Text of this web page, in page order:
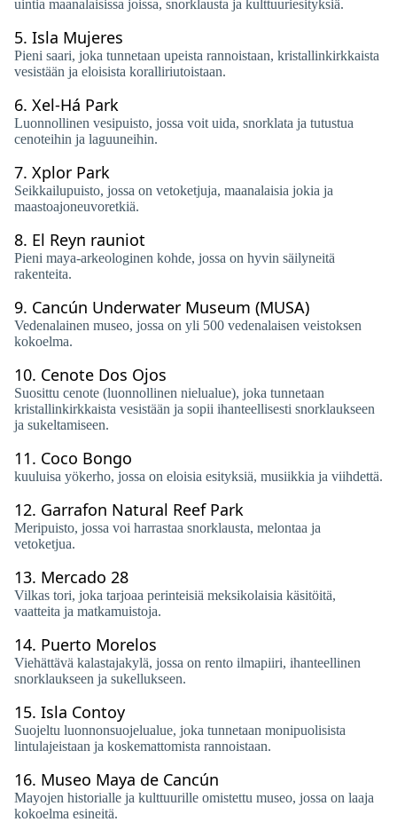
uintia maanalaisissa joissa, snorklausta ja kulttuuriesityksiä.
5. Isla Mujeres
Pieni saari, joka tunnetaan upeista rannoistaan, kristallinkirkkaista
vesistään ja eloisista koralliriutoistaan.
6. Xel-Há Park
Luonnollinen vesipuisto, jossa voit uida, snorklata ja tutustua
cenoteihin ja laguuneihin.
7. Xplor Park
Seikkailupuisto, jossa on vetoketjuja, maanalaisia ​​jokia ja
maastoajoneuvoretkiä.
8. El Reyn rauniot
Pieni maya-arkeologinen kohde, jossa on hyvin säilyneitä
rakenteita.
9. Cancún Underwater Museum (MUSA)
Vedenalainen museo, jossa on yli 500 vedenalaisen veistoksen
kokoelma.
10. Cenote Dos Ojos
Suosittu cenote (luonnollinen nielualue), joka tunnetaan
kristallinkirkkaista vesistään ja sopii ihanteellisesti snorklaukseen
ja sukeltamiseen.
11. Coco Bongo
kuuluisa yökerho, jossa on eloisia esityksiä, musiikkia ja viihdettä.
12. Garrafon Natural Reef Park
Meripuisto, jossa voi harrastaa snorklausta, melontaa ja
vetoketjua.
13. Mercado 28
Vilkas tori, joka tarjoaa perinteisiä meksikolaisia ​​käsitöitä,
vaatteita ja matkamuistoja.
14. Puerto Morelos
Viehättävä kalastajakylä, jossa on rento ilmapiiri, ihanteellinen
snorklaukseen ja sukellukseen.
15. Isla Contoy
Suojeltu luonnonsuojelualue, joka tunnetaan monipuolisista
lintulajeistaan ​​ja koskemattomista rannoistaan.
16. Museo Maya de Cancún
Mayojen historialle ja kulttuurille omistettu museo, jossa on laaja
kokoelma esineitä.